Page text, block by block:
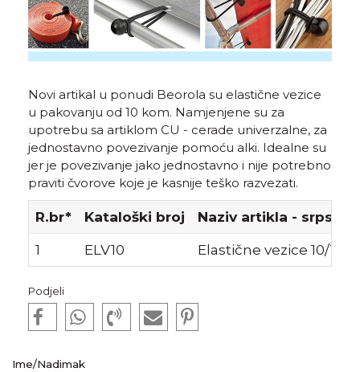
Novi artikal u ponudi Beorola su elastične vezice
u pakovanju od 10 kom. Namjenjene su za
upotrebu sa artiklom CU - cerade univerzalne, za
jednostavno povezivanje pomoću alki. Idealne su
jer je povezivanje jako jednostavno i nije potrebno
praviti čvorove koje je kasnije teško razvezati.
R.br* Kataloški broj
Naziv artikla - srpski
1
ELV10 Elastične vezice 10/1
Podjeli
Ime/Nadimak